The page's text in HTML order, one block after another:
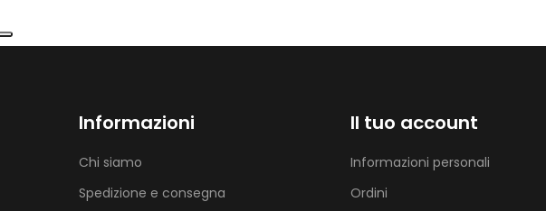
Informazioni
Chi siamo
Spedizione e consegna
Il tuo account
Informazioni personali
Ordini